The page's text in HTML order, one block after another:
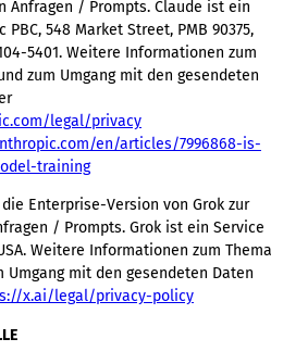
Anfragen / Prompts. Claude ist ein
548 Market Street, PMB 90375,
5401. Weitere Informationen zum
zum Umgang mit den gesendeten
legal/privacy
en/articles/7996868-is-
training
Enterprise-Version von Grok zur
/ Prompts. Grok ist ein Service
Weitere Informationen zum Thema
Umgang mit den gesendeten Daten
x.ai/legal/privacy-policy